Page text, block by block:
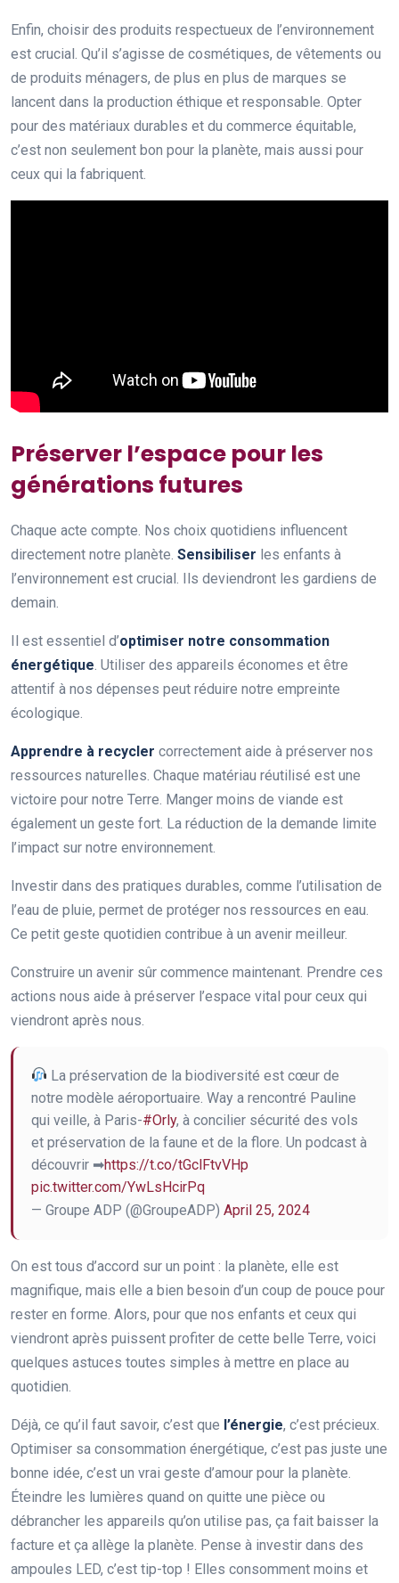
Enfin, choisir des produits respectueux de l’environnement
est crucial. Qu’il s’agisse de cosmétiques, de vêtements ou
de produits ménagers, de plus en plus de marques se
lancent dans la production éthique et responsable. Opter
pour des matériaux durables et du commerce équitable,
c’est non seulement bon pour la planète, mais aussi pour
ceux qui la fabriquent.
Préserver l’espace pour les
générations futures
Chaque acte compte. Nos choix quotidiens influencent
directement notre planète. Sensibiliser les enfants à
l’environnement est crucial. Ils deviendront les gardiens de
demain.
Il est essentiel d’optimiser notre consommation
énergétique. Utiliser des appareils économes et être
attentif à nos dépenses peut réduire notre empreinte
écologique.
Apprendre à recycler correctement aide à préserver nos
ressources naturelles. Chaque matériau réutilisé est une
victoire pour notre Terre. Manger moins de viande est
également un geste fort. La réduction de la demande limite
l’impact sur notre environnement.
Investir dans des pratiques durables, comme l’utilisation de
l’eau de pluie, permet de protéger nos ressources en eau.
Ce petit geste quotidien contribue à un avenir meilleur.
Construire un avenir sûr commence maintenant. Prendre ces
actions nous aide à préserver l’espace vital pour ceux qui
viendront après nous.
La préservation de la biodiversité est cœur de
notre modèle aéroportuaire. Way a rencontré Pauline
qui veille, à Paris-#Orly, à concilier sécurité des vols
et préservation de la faune et de la flore. Un podcast à
découvrir ➡https://t.co/tGclFtvVHp
pic.twitter.com/YwLsHcirPq
— Groupe ADP (@GroupeADP) April 25, 2024
On est tous d’accord sur un point : la planète, elle est
magnifique, mais elle a bien besoin d’un coup de pouce pour
rester en forme. Alors, pour que nos enfants et ceux qui
viendront après puissent profiter de cette belle Terre, voici
quelques astuces toutes simples à mettre en place au
quotidien.
Déjà, ce qu’il faut savoir, c’est que l’énergie, c’est précieux.
Optimiser sa consommation énergétique, c’est pas juste une
bonne idée, c’est un vrai geste d’amour pour la planète.
Éteindre les lumières quand on quitte une pièce ou
débrancher les appareils qu’on utilise pas, ça fait baisser la
facture et ça allège la planète. Pense à investir dans des
ampoules LED, c’est tip-top ! Elles consomment moins et